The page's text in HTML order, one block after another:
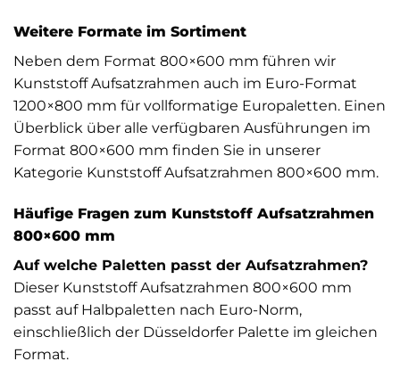
Weitere Formate im Sortiment
Neben dem Format 800×600 mm führen wir
Kunststoff Aufsatzrahmen auch im Euro-Format
1200×800 mm für vollformatige Europaletten. Einen
Überblick über alle verfügbaren Ausführungen im
Format 800×600 mm finden Sie in unserer
Kategorie Kunststoff Aufsatzrahmen 800×600 mm.
Häufige Fragen zum Kunststoff Aufsatzrahmen
800×600 mm
Auf welche Paletten passt der Aufsatzrahmen?
Dieser Kunststoff Aufsatzrahmen 800×600 mm
passt auf Halbpaletten nach Euro-Norm,
einschließlich der Düsseldorfer Palette im gleichen
Format.